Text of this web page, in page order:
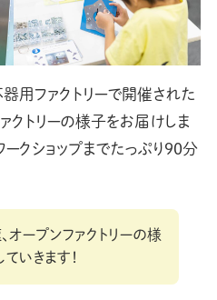
用ファクトリーで開催された
クトリーの様子をお届けしま
クショップまでたっぷり90分
オープンファクトリーの様
いきます！